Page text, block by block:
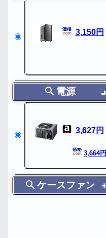
3,150円
電源
3,627円
3,664円
ケースファン